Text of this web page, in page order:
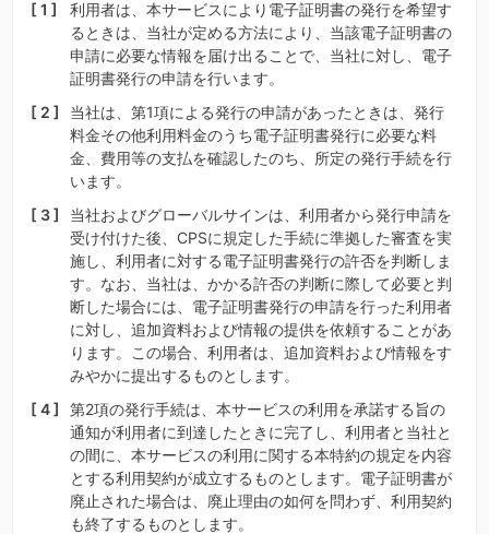
利用者は、本サービスにより電子証明書の発行を希望す
るときは、当社が定める方法により、当該電子証明書の
申請に必要な情報を届け出ることで、当社に対し、電子
証明書発行の申請を行います。
当社は、第1項による発行の申請があったときは、発行
料金その他利用料金のうち電子証明書発行に必要な料
金、費用等の支払を確認したのち、所定の発行手続を行
います。
当社およびグローバルサインは、利用者から発行申請を
受け付けた後、CPSに規定した手続に準拠した審査を実
施し、利用者に対する電子証明書発行の許否を判断しま
す。なお、当社は、かかる許否の判断に際して必要と判
断した場合には、電子証明書発行の申請を行った利用者
に対し、追加資料および情報の提供を依頼することがあ
ります。この場合、利用者は、追加資料および情報をす
みやかに提出するものとします。
第2項の発行手続は、本サービスの利用を承諾する旨の
通知が利用者に到達したときに完了し、利用者と当社と
の間に、本サービスの利用に関する本特約の規定を内容
とする利用契約が成立するものとします。電子証明書が
廃止された場合は、廃止理由の如何を問わず、利用契約
も終了するものとします。